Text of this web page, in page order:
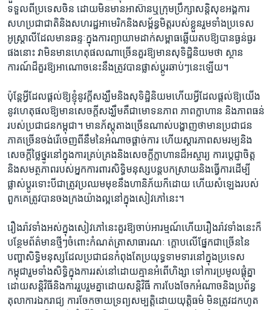
ទទួល​ពី​ប្រទេស​ចិន​ ដោយ​មិន​មាន​អាស៊ាន​ឬ​ក្រុមប្រឹក្សា​សន្តិសុខ​អង្គការ​
សហ​ប្រជាជាតិ​និង​សហរដ្ឋ​អាមេរិក​និង​សម្ព័ន្ធមិត្ត​របស់​ខ្លួន​រួម​ទាំង​ប្រទេស​
អូស្ដ្រាលី​ដែល​មាន​ឆន្ទៈ​ក្នុង​ការ​ព្យាយាម​ដាក់​សម្ពាធ​ឆ្លើយតប​ឱ្យ​បាន​ធ្ងន់ធ្ងរ​
ផង​នោះ​ វា​មិន​មាន​ហេតុផល​ណា​ច្រើន​គួរ​ឱ្យ​មាន​សុទិដ្ឋិនិយម​ថា​ ស្ថាន
ការណ៍​ដ៏​គួរ​ឱ្យ​អាណោច​នេះ​នឹង​ត្រូវ​បាន​ផ្លាស់ប្តូរ​ឆាប់ៗ​នេះ​ឡើយ។
ប៉ុន្តែ​អ្វី​ដែល​ផ្តល់​ឱ្យ​ខ្ញុំ​នូវ​ក្តី​សង្ឃឹម​និង​សុទិដ្ឋិនិយម​ហើយ​អ្វី​ដែល​ផ្តល់​ឱ្យ​យើង​
នូវ​ហេតុផល​ឱ្យ​មាន​សេចក្តី​សង្ឃឹម​គឺជា​មោទនភាព​ ភាព​ក្លាហាន ​និង​ភាព​ធន់​
របស់​ប្រជាជន​កម្ពុជា។ មាន​ភ័ស្តុតាង​ច្រើន​ណាស់​បង្ហាញ​ថា​មាន​ប្រជាជន​
ភាគច្រើន​ចង់​រើ​ចេញ​ពី​នឹម​នៃ​អំណាច​ផ្តាច់ការ​ ហើយ​ស្តារ​ភាពសមរម្យ​និង​
សេចក្តី​ថ្លៃថ្នូរ​នៅ​ក្នុង​ការគ្រប់គ្រង​និង​សេចក្តី​ក្លាហាន​ដ៏​អស្ចារ្យ​ ការ​ប្តេជ្ញា​ចិត្ត​
និង​សមត្ថភាព​របស់​អ្នកការពារ​សិទិ្ធ​មនុស្ស​បន្ត​បកស្រាយ​និង​ធ្វើការ​ដើម្បី​
ផ្លាស់ប្តូរ​ទោះបីជា​ត្រូវ​ប្រឈមមុខ​នឹង​ហានិភ័យ​ក៏ដោយ​ ហើយ​សំឡេង​របស់​
ពួកគេ​ត្រូវ​បាន​ចងក្រង​យ៉ាង​ល្អ​នៅ​ក្នុង​សៀវភៅ​នេះ។
រឿងរ៉ាវ​ទាំងអស់​ក្នុង​សៀវភៅ​នេះ​គួរ​ឱ្យ​ចាប់​អារម្មណ៍​ហើយ​រឿងរ៉ាវ​ទាំងនេះ​ក៏​
បន្ថែម​ព័ត៌មាន​ថ្មីៗ​ចំពោះ​កំណត់ត្រា​សាធារណៈ​ ក្តោប​លើ​ផ្នែក​ជាច្រើន​នៃ​
បញ្ហា​សិទ្ធិមនុស្ស​ដែល​ប្រជាជន​កំពុងតែ​ប្រយុទ្ធ​ទាមទារ​នៅ​ក្នុង​ប្រទេស​
កម្ពុជា​រួម​ទាំង​សិទ្ធិ​ក្នុង​ការរស់នៅ​ដោយ​គ្មាន​អំពើ​ហិង្សា​ ទៅ​ការ​ប្រមូល​ផ្ដុំគ្នា​
ដោយ​សន្តិវិធី​និង​ការ​រួបរួម​គ្នា​ដោយ​សន្តិវិធី​ ការ​បែង​ចែក​អំណាច​និង​ប្រព័ន្ធ​
តុលាការ​ឯករាជ្យ​ ការ​ចែកចាយ​ទ្រព្យ​សម្បត្តិ​ដោយ​យុត្តិធម៌​ មិន​ត្រូវ​ដកហូត​